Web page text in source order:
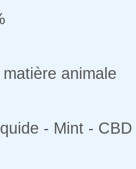
animale
- Mint -